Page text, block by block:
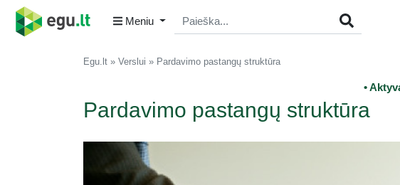
Meniu
Egu.lt Verslui Pardavimo pastangų struktūra
•
Pardavimo pastangų struktūra